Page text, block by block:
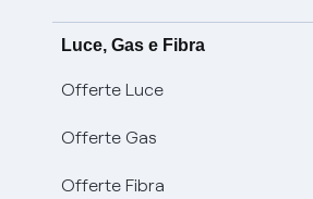
Luce, Gas e Fibra
Offerte Luce
Offerte Gas
Offerte Fibra